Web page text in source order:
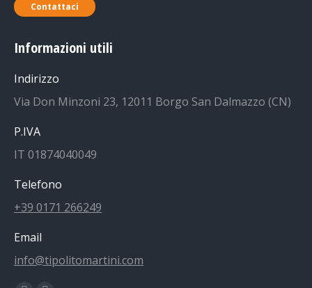
Contattaci
Informazioni utili
Indirizzo
Via Don Minzoni 23, 12011 Borgo San Dalmazzo (CN)
P.IVA
IT 01874040049
Telefono
+39 0171 266249
Email
info@tipolitomartini.com